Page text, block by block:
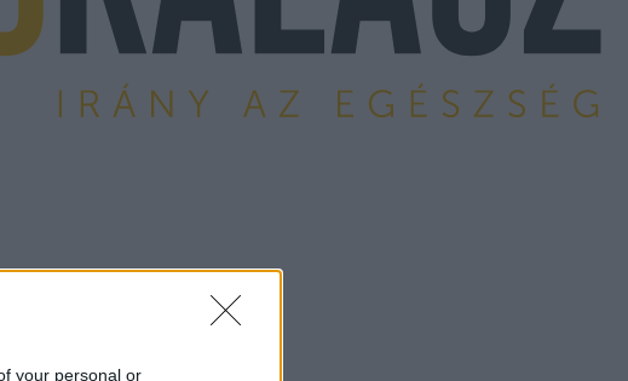
your personal or